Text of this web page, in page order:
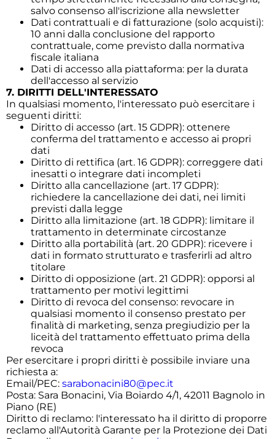
salvo consenso all'iscrizione alla newsletter
Dati contrattuali e di fatturazione (solo acquisti):
10 anni dalla conclusione del rapporto
contrattuale, come previsto dalla normativa
fiscale italiana
Dati di accesso alla piattaforma: per la durata
dell'accesso al servizio
7. DIRITTI DELL'INTERESSATO
In qualsiasi momento, l'interessato può esercitare i
seguenti diritti:
Diritto di accesso (art. 15 GDPR): ottenere
conferma del trattamento e accesso ai propri
dati
Diritto di rettifica (art. 16 GDPR): correggere dati
inesatti o integrare dati incompleti
Diritto alla cancellazione (art. 17 GDPR):
richiedere la cancellazione dei dati, nei limiti
previsti dalla legge
Diritto alla limitazione (art. 18 GDPR): limitare il
trattamento in determinate circostanze
Diritto alla portabilità (art. 20 GDPR): ricevere i
dati in formato strutturato e trasferirli ad altro
titolare
Diritto di opposizione (art. 21 GDPR): opporsi al
trattamento per motivi legittimi
Diritto di revoca del consenso: revocare in
qualsiasi momento il consenso prestato per
finalità di marketing, senza pregiudizio per la
liceità del trattamento effettuato prima della
revoca
Per esercitare i propri diritti è possibile inviare una
richiesta a:
Email/PEC: sarabonacini80@pec.it
Posta: Sara Bonacini, Via Boiardo 4/1, 42011 Bagnolo in
Piano (RE)
Diritto di reclamo: l'interessato ha il diritto di proporre
reclamo all'Autorità Garante per la Protezione dei Dati